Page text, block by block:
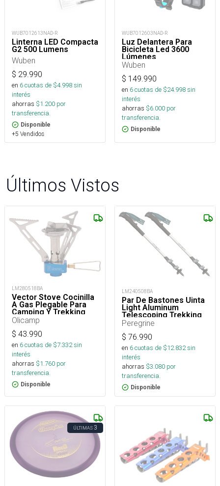
WUB7012613NAD-R
Linterna LED Compacta
G2 500 Lumens
Wuben
$ 29.990
en 6cuotas de $4.998sin
interés
ahorras $1.200 por
transferencia.
Disponible
+5 Vendidos
WUB7012603NAD-R
Luz Delantera Para
Bicicleta Led 3600
Lúmenes
Wuben
$ 149.990
en 6cuotas de $24.998sin
interés
ahorras $6.000 por
transferencia.
Disponible
Últimos Vistos
LM280518BA
Vector Stove Cocinilla
A Gas Plegable Para
Camping Y Trekking
Olicamp
$ 43.990
en 6cuotas de $7.332sin
interés
ahorras $1.760 por
transferencia.
Disponible
LM240508BA
Par De Bastones Uinta
Light Aluminum
Telescoping Trekking
Pole
Peregrine
$ 76.990
en 6cuotas de $12.832sin
interés
ahorras $3.080 por
transferencia.
Disponible
ÚLTIMAS3